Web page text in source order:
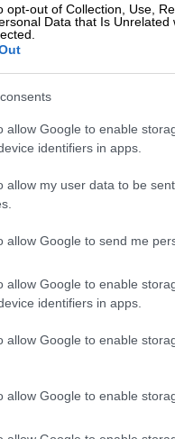
opt-out of Collection, Use,
Data that Is
allow Google to enable
identifiers in apps.
allow my user data to be
allow Google to send me
allow Google to enable
identifiers in apps.
allow Google to enable
allow Google to enable
που
έχει
τις
στήριξη της
από το
εκδοχή του
ακόμα μεγαλύτερη
47,5% του
Αυτό
και στη
της επιλογής
πραγματικά
μου
είναι